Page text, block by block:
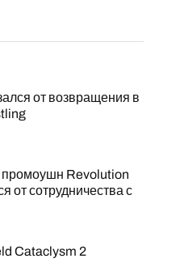
от возвращения в
промоушн Revolution
от сотрудничества с
Cataclysm 2